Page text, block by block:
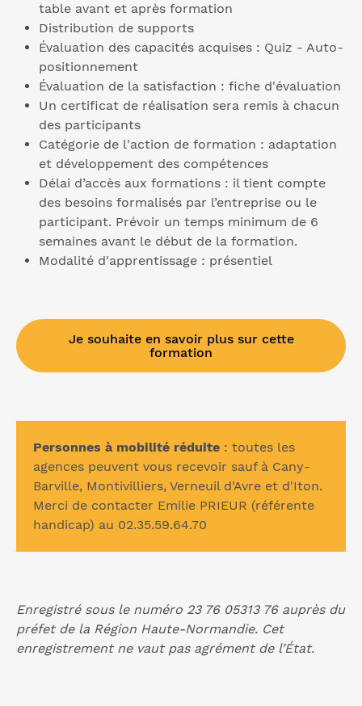
table avant et après formation
Distribution de supports
Évaluation des capacités acquises : Quiz - Auto-
positionnement
Évaluation de la satisfaction : fiche d'évaluation
Un certificat de réalisation sera remis à chacun
des participants
Catégorie de l'action de formation : adaptation
et développement des compétences
Délai d’accès aux formations : il tient compte
des besoins formalisés par l’entreprise ou le
participant. Prévoir un temps minimum de 6
semaines avant le début de la formation.
Modalité d'apprentissage : présentiel
Je souhaite en savoir plus sur cette
formation
Personnes à mobilité réduite : toutes les
agences peuvent vous recevoir sauf à Cany-
Barville, Montivilliers, Verneuil d'Avre et d'Iton.
Merci de contacter Emilie PRIEUR (référente
handicap) au 02.35.59.64.70
Enregistré sous le numéro 23 76 05313 76 auprès du
préfet de la Région Haute-Normandie. Cet
enregistrement ne vaut pas agrément de l’État.